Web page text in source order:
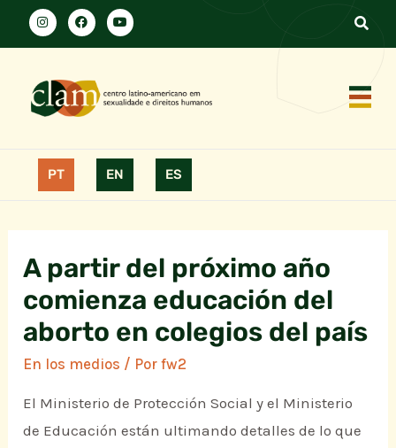
PT EN ES
A partir del próximo año
comienza educación del
aborto en colegios del país
En los medios / Porfw2
El Ministerio de Protección Social y el Ministerio
de Educación están ultimando detalles de lo que